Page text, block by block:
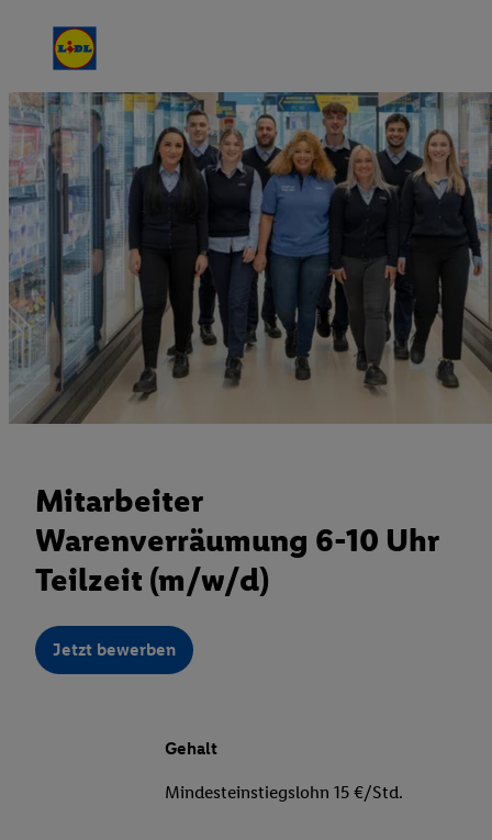
Mitarbeiter
Warenverräumung 6-10 Uhr
Teilzeit (m/w/d)
Jetzt bewerben
Gehalt
Mindesteinstiegslohn 15 €/Std.